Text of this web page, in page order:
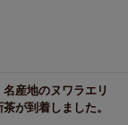
産地のヌワラエリ
が到着しました。